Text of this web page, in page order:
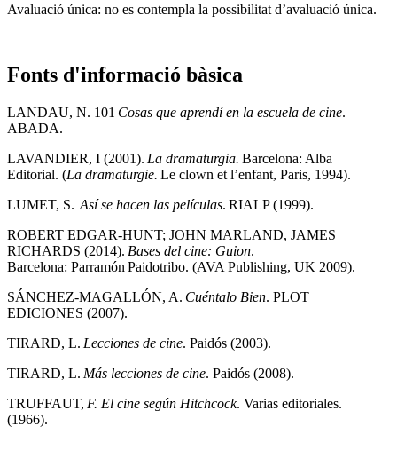
Avaluació única: no es contempla la possibilitat d’avaluació única.
Fonts d'informació bàsica
LANDAU, N. 101 Cosas que aprendí en la escuela de cine.
ABADA.
LAVANDIER, I (2001). La dramaturgia. Barcelona: Alba
Editorial. (La dramaturgie. Le clown et l’enfant, Paris, 1994).
LUMET, S. Así se hacen las películas. RIALP (1999).
ROBERT EDGAR-HUNT; JOHN MARLAND, JAMES
RICHARDS (2014). Bases del cine: Guion.
Barcelona: Parramón Paidotribo. (AVA Publishing, UK 2009).
SÁNCHEZ-MAGALLÓN, A. Cuéntalo Bien. PLOT
EDICIONES (2007).
TIRARD, L. Lecciones de cine. Paidós (2003).
TIRARD, L. Más lecciones de cine. Paidós (2008).
TRUFFAUT, F. El cine según Hitchcock. Varias editoriales.
(1966).